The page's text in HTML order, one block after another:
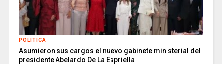
POLITICA
Asumieron sus cargos el nuevo gabinete ministerial del
presidente Abelardo De La Espriella